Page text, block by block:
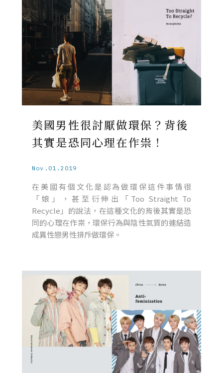
美國男性很討厭做環保？背後
其實是恐同心理在作祟！
Nov.01.2019
在美國有個文化是認為做環保這件事情很
「娘」，甚至衍伸出「Too Straight To
Recycle」的說法，在這種文化的背後其實是恐
同的心理在作祟，環保行為與陰性氣質的連結造
成異性戀男性排斥做環保。